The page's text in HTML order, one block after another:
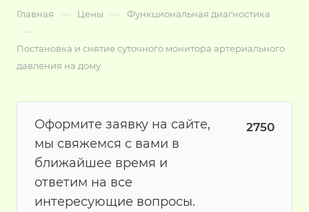
Главная — Цены — Функциональная диагностика
—
Постановка и снятие суточного монитора артериального
давления на дому
Оформите заявку на сайте,
мы свяжемся с вами в
ближайшее время и
ответим на все
интересующие вопросы.
2750